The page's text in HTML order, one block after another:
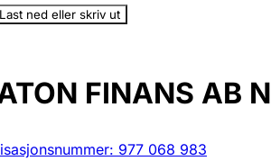
Last ned eller skriv ut
FINANS AB
: 977 068 983